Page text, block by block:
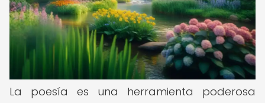
La poesía es una herramienta poderosa